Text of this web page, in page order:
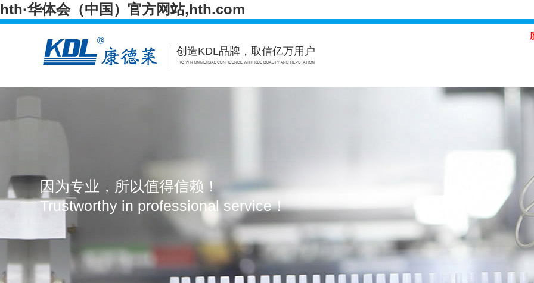
hth·华体会（中国）官方网站,hth.com
创造KDL品牌，取信亿万用户
Hth·华体会（中国）官方网站
因为专业，所以值得信赖！
Trustworthy in professional service！